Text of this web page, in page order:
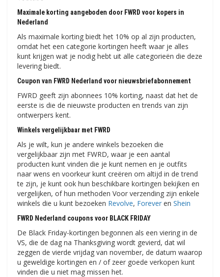
Maximale korting aangeboden door FWRD voor kopers in
Nederland
Als maximale korting biedt het 10% op al zijn producten,
omdat het een categorie kortingen heeft waar je alles
kunt krijgen wat je nodig hebt uit alle categorieën die deze
levering biedt.
Coupon van FWRD Nederland voor nieuwsbriefabonnement
FWRD geeft zijn abonnees 10% korting, naast dat het de
eerste is die de nieuwste producten en trends van zijn
ontwerpers kent.
Winkels vergelijkbaar met FWRD
Als je wilt, kun je andere winkels bezoeken die
vergelijkbaar zijn met FWRD, waar je een aantal
producten kunt vinden die je kunt nemen en je outfits
naar wens en voorkeur kunt creëren om altijd in de trend
te zijn, je kunt ook hun beschikbare kortingen bekijken en
vergelijken, of hun methoden Voor verzending zijn enkele
winkels die u kunt bezoeken Revolve, Forever en Shein
FWRD Nederland coupons voor BLACK FRIDAY
De Black Friday-kortingen begonnen als een viering in de
VS, die de dag na Thanksgiving wordt gevierd, dat wil
zeggen de vierde vrijdag van november, de datum waarop
u geweldige kortingen en / of zeer goede verkopen kunt
vinden die u niet mag missen het.